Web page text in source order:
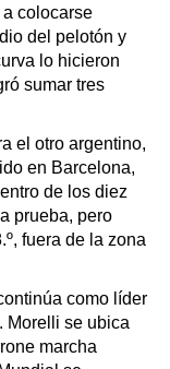
colocarse
del pelotón y
lo hicieron
sumar tres
el otro argentino,
en Barcelona,
de los diez
prueba, pero
fuera de la zona
como líder
Morelli se ubica
marcha